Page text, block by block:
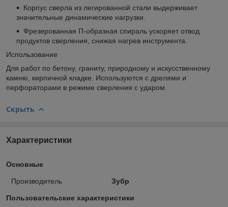
Корпус сверла из легированной стали выдерживает
значительные динамические нагрузки.
Фрезерованная П-образная спираль ускоряет отвод
продуктов сверления, снижая нагрев инструмента.
Использование
Для работ по бетону, граниту, природному и искусственному
камню, кирпичной кладке. Используются с дрелями и
перфораторами в режиме сверления с ударом.
Скрыть
Характеристики
Основные
Производитель Зубр
Пользовательские характеристики